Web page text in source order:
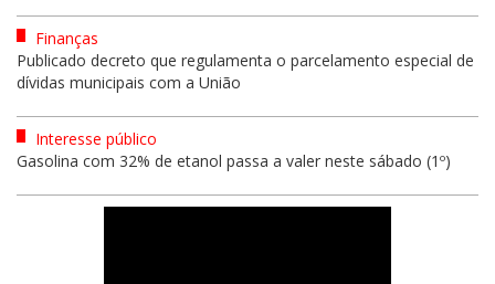
Finanças
Publicado decreto que regulamenta o parcelamento especial de
dívidas municipais com a União
Interesse público
Gasolina com 32% de etanol passa a valer neste sábado (1º)